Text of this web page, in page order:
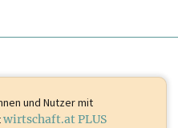
und Nutzer mit
wirtschaft.at PLUS